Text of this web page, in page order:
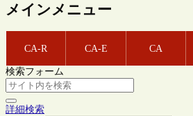
メインメニュー
CA-R CA-E CA
検索フォーム
詳細検索